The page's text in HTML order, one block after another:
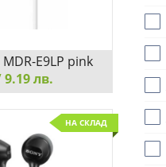
E9LP pink
НА АУДИО С
E9LP pink
9.19 лв.
НА СКЛАД